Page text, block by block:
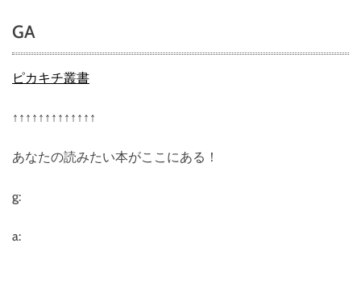
GA
ピカキチ叢書
↑↑↑↑↑↑↑↑↑↑↑↑↑
あなたの読みたい本がここにある！
g:
a: